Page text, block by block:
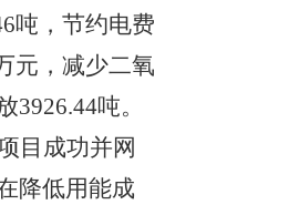
吨，节约电费
元，减少二氧
3926.44吨。
目成功并网
降低用能成